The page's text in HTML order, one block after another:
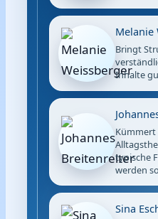
Melanie
Bringt
Inhalte
typische
werden
Sina